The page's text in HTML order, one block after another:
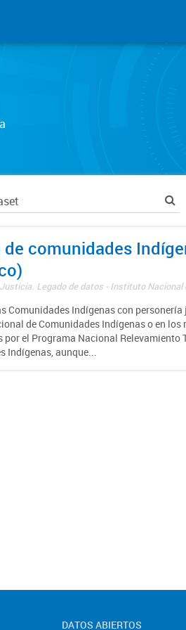
de comunidades
Legado de datos - Instituto Nacional
Comunidades Indígenas con
de Comunidades Indígenas o en
por el Programa Nacional Relevamiento
Indígenas, aunque...
DATOS ABIERTOS